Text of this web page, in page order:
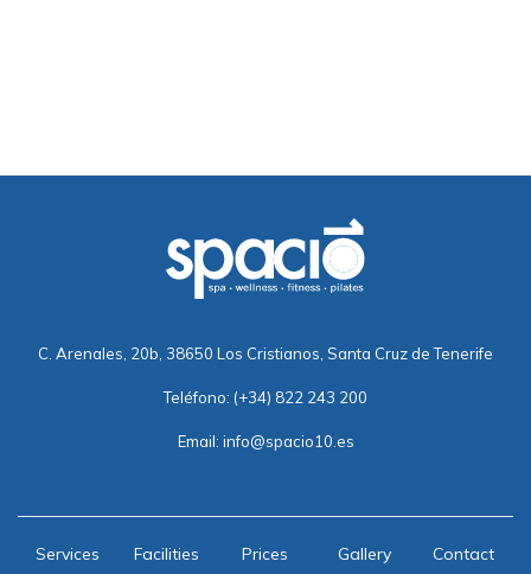
C. Arenales, 20b, 38650 Los Cristianos, Santa Cruz de Tenerife
Teléfono: (+34) 822 243 200
Email: info@spacio10.es
Services Facilities Prices Gallery Contact